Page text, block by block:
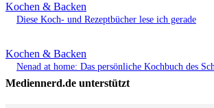
Kochen & Backen
Diese Koch- und Rezeptbücher lese ich gerade
Kochen & Backen
Nenad at home: Das persönliche Kochbuch des
Mediennerd.de unterstützt